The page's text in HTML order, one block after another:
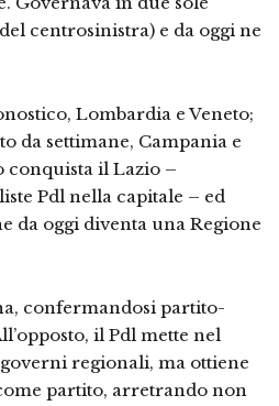
centrosinistra) e da oggi ne
Lombardia e Veneto;
da settimane, Campania e
conquista il Lazio –
Pdl nella capitale – ed
da oggi diventa una Regione
confermandosi partito-
il Pdl mette nel
regionali, ma ottiene
partito, arretrando non